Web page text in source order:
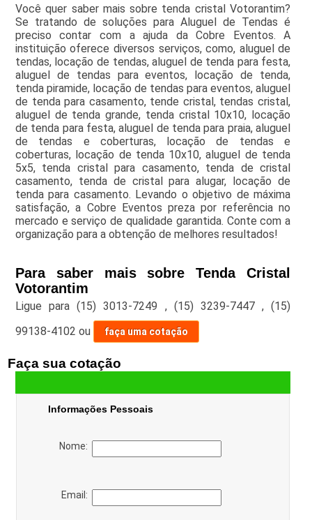
Você quer saber mais sobre tenda cristal Votorantim?
Se tratando de soluções para Aluguel de Tendas é
preciso contar com a ajuda da Cobre Eventos. A
instituição oferece diversos serviços, como, aluguel de
tendas, locação de tendas, aluguel de tenda para festa,
aluguel de tendas para eventos, locação de tenda,
tenda piramide, locação de tendas para eventos, aluguel
de tenda para casamento, tende cristal, tendas cristal,
aluguel de tenda grande, tenda cristal 10x10, locação
de tenda para festa, aluguel de tenda para praia, aluguel
de tendas e coberturas, locação de tendas e
coberturas, locação de tenda 10x10, aluguel de tenda
5x5, tenda cristal para casamento, tenda de cristal
casamento, tenda de cristal para alugar, locação de
tenda para casamento. Levando o objetivo de máxima
satisfação, a Cobre Eventos preza por referência no
mercado e serviço de qualidade garantida. Conte com a
organização para a obtenção de melhores resultados!
Para saber mais sobre Tenda Cristal
Votorantim
Ligue para(15) 3013-7249 , (15) 3239-7447 ,(15)
99138-4102 ou faça uma cotação
Faça sua cotação
Informações Pessoais
Nome:
Email: